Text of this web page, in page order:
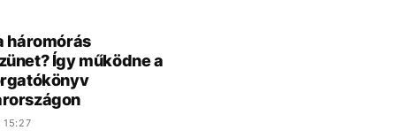
háromórás
Így működne a
15:27